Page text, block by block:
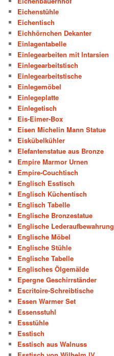
Eichenstühle
Eichentisch
Eichhörnchen Dekanter
Einlagentabelle
Einlegearbeiten mit Intarsien
Einlegearbeitstisch
Einlegearbeitstische
Einlegemöbel
Einlegeplatte
Einlegetisch
Eis-Eimer-Box
Eisen Michelin Mann Statue
Eiskübelkühler
Elefantenstatue aus Bronze
Empire Marmor Urnen
Empire-Couchtisch
Englisch Esstisch
Englisch Küchentisch
Englisch Tabelle
Englische Bronzestatue
Englische Lederaufbewahrung
Englische Möbel
Englische Stühle
Englische Tabelle
Englisches Ölgemälde
Epergne Geschirrständer
Escritoire-Schreibtische
Essen Warmer Set
Essensstuhl
Essstühle
Esstisch
Esstisch aus Walnuss